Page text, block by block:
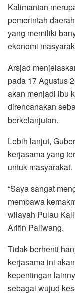
Kalimantan
pemerintah
yang memiliki
ekonomi
Arsjad
pada 17 Agustus
akan menjadi ibu
direncanakan
berkelanjutan.
Lebih lanjut,
kerjasama yang
untuk masyarakat.
“Saya sangat
membawa
wilayah Pulau
Arifin Paliwang.
Tidak berhenti
kerjasama ini
kepentingan
sebagai wujud